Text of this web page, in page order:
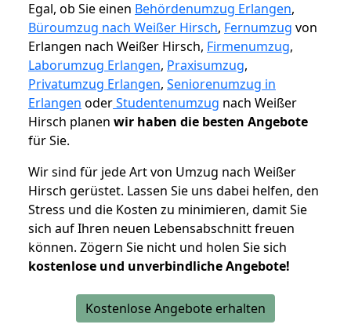
Egal, ob Sie einen Behördenumzug Erlangen,
Büroumzug nach Weißer Hirsch, Fernumzug von
Erlangen nach Weißer Hirsch, Firmenumzug,
Laborumzug Erlangen, Praxisumzug,
Privatumzug Erlangen, Seniorenumzug in
Erlangen oderStudentenumzug nach Weißer
Hirsch planen wir haben die besten Angebote
für Sie.
Wir sind für jede Art von Umzug nach Weißer
Hirsch gerüstet. Lassen Sie uns dabei helfen, den
Stress und die Kosten zu minimieren, damit Sie
sich auf Ihren neuen Lebensabschnitt freuen
können. Zögern Sie nicht und holen Sie sich
kostenlose und unverbindliche Angebote!
Kostenlose Angebote erhalten